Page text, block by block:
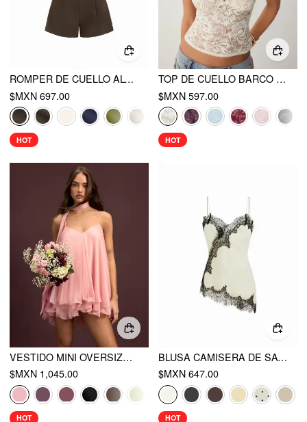
ROMPER DE CUELLO ALTO CON CINTURÓN
$MXN 697.00
HOT
TOP DE CUELLO BARCO CON ENCAJE TRANSPARENTE
$MXN 597.00
HOT
VESTIDO MINI OVERSIZED CON ESCOTE EN V, HALTER, VOLANTES Y BUFANDA
$MXN 1,045.00
HOT
BLUSA CAMISERA DE SATÉN CON ESCOTE EN V, ENCAJE FLORAL Y BORDE DE LECHUGA
$MXN 647.00
HOT